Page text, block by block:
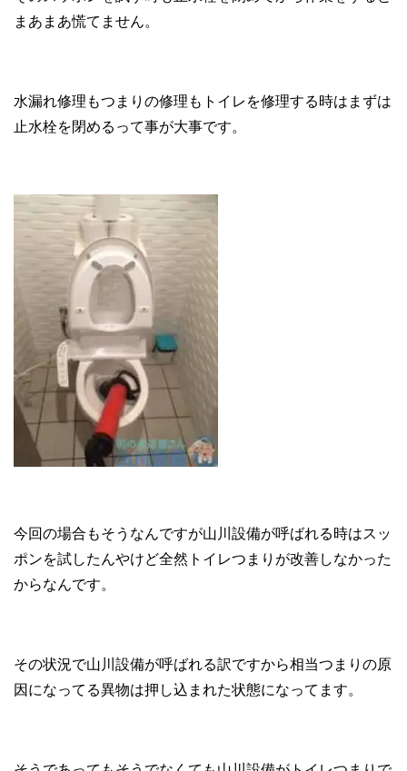
まあまあ慌てません。
水漏れ修理もつまりの修理もトイレを修理する時はまずは
止水栓を閉めるって事が大事です。
今回の場合もそうなんですが山川設備が呼ばれる時はスッ
ポンを試したんやけど全然トイレつまりが改善しなかった
からなんです。
その状況で山川設備が呼ばれる訳ですから相当つまりの原
因になってる異物は押し込まれた状態になってます。